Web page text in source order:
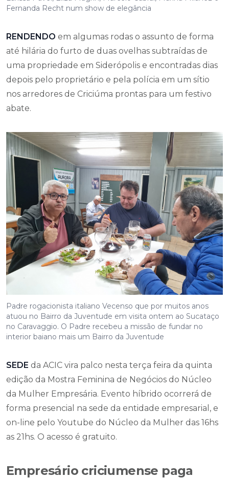
Fernanda Recht num show de elegância
RENDENDO em algumas rodas o assunto de forma
até hilária do furto de duas ovelhas subtraídas de
uma propriedade em Siderópolis e encontradas dias
depois pelo proprietário e pela polícia em um sítio
nos arredores de Criciúma prontas para um festivo
abate.
Padre rogacionista italiano Vecenso que por muitos anos
atuou no Bairro da Juventude em visita ontem ao Sucataço
no Caravaggio. O Padre recebeu a missão de fundar no
interior baiano mais um Bairro da Juventude
SEDE da ACIC vira palco nesta terça feira da quinta
edição da Mostra Feminina de Negócios do Núcleo
da Mulher Empresária. Evento híbrido ocorrerá de
forma presencial na sede da entidade empresarial, e
on-line pelo Youtube do Núcleo da Mulher das 16hs
as 21hs. O acesso é gratuito.
Empresário criciumense paga